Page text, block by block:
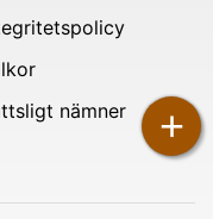
+
nämner